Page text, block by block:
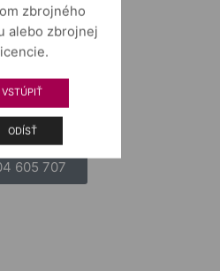
zbrojného
alebo zbrojnej
VSTÚPIŤ
ODÍSŤ
605 707